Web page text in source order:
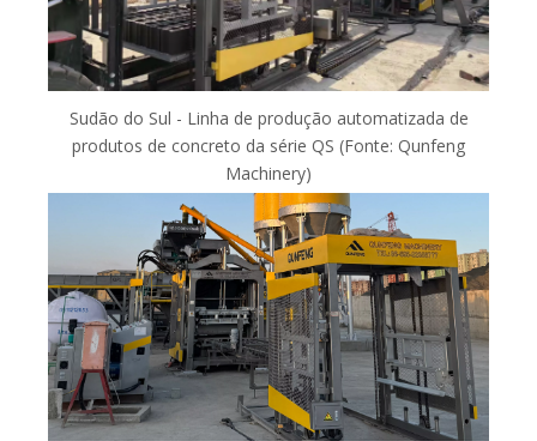
Sudão do Sul - Linha de produção automatizada de
produtos de concreto da série QS (Fonte: Qunfeng
Machinery)